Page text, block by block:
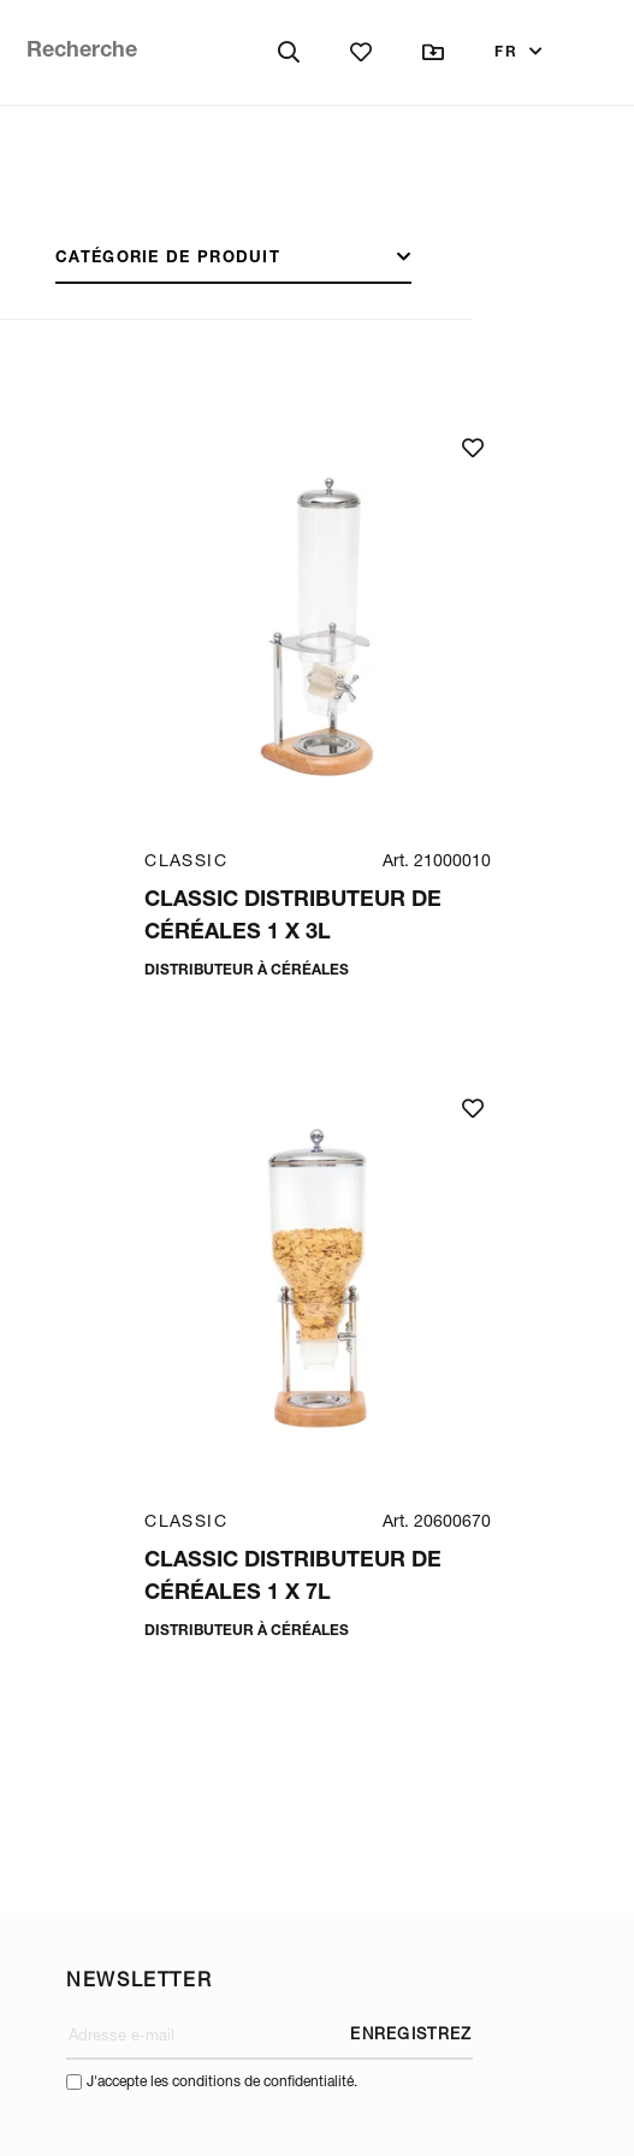
FR
CATÉGORIE DE PRODUIT
CLASSIC Art. 21000010
CLASSIC DISTRIBUTEUR DE
CÉRÉALES 1 X 3L
DISTRIBUTEUR À CÉRÉALES
CLASSIC Art. 20600670
CLASSIC DISTRIBUTEUR DE
CÉRÉALES 1 X 7L
DISTRIBUTEUR À CÉRÉALES
NEWSLETTER
ENREGISTREZ
J'accepte les conditions de confidentialité.